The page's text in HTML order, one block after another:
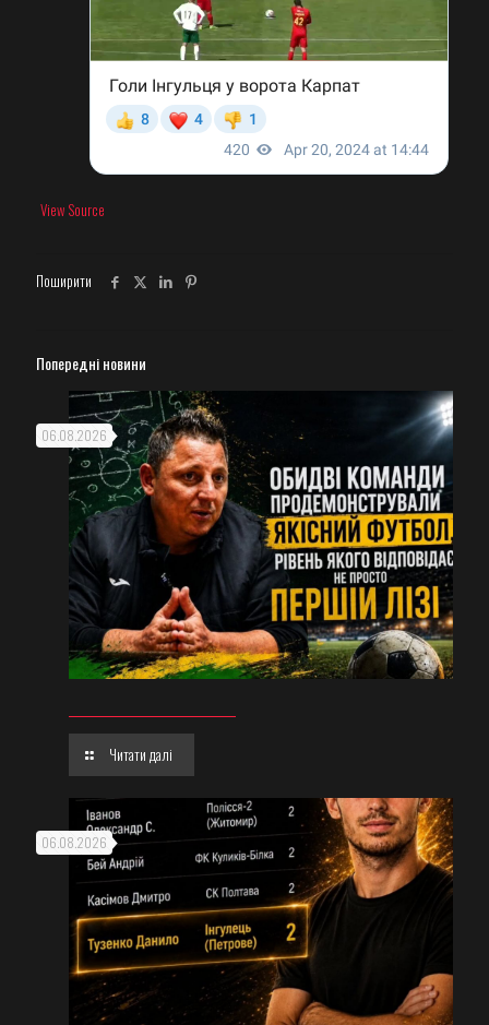
View Source
Поширити
Попередні новини
06.08.2026
Читати далі
06.08.2026